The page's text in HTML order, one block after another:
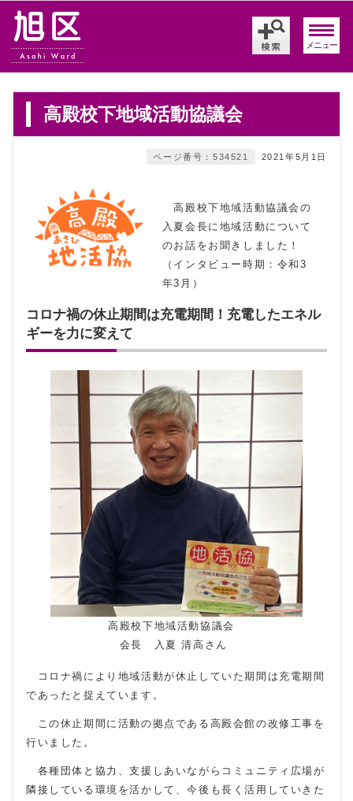
メニュー
高殿校下地域活動協議会
2021年5月1日
ページ番号：534521
高殿校下地域活動協議会の
入夏会長に地域活動について
のお話をお聞きしました！
（インタビュー時期：令和3
年3月）
コロナ禍の休止期間は充電期間！充電したエネル
ギーを力に変えて
高殿校下地域活動協議会
会長 入夏 清高さん
コロナ禍により地域活動が休止していた期間は充電期間
であったと捉えています。
この休止期間に活動の拠点である高殿会館の改修工事を
行いました。
各種団体と協力、支援しあいながらコミュニティ広場が
隣接している環境を活かして、今後も長く活用していきた